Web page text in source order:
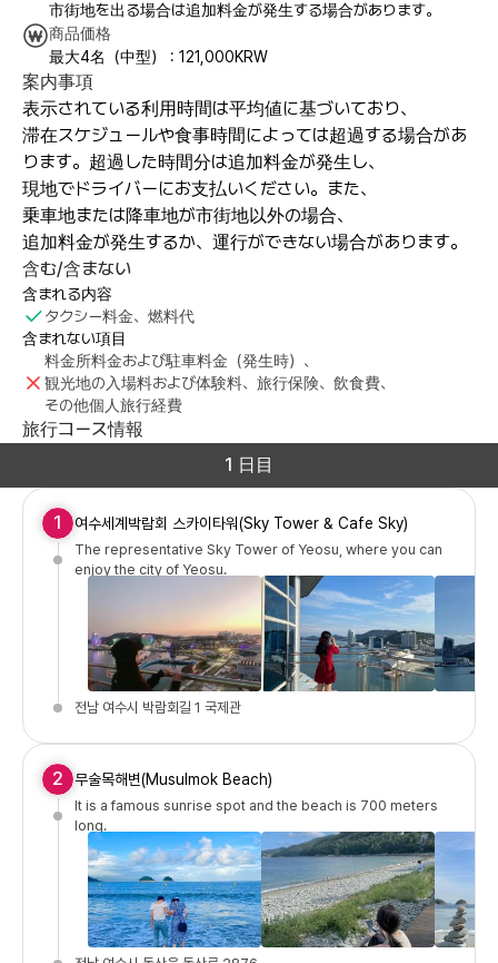
市街地を出る場合は追加料金が発生する場合があります。
商品価格
最大4名（中型） : 121,000KRW
案内事項
表示されている利用時間は平均値に基づいており、
滞在スケジュールや食事時間によっては超過する場合があ
ります。超過した時間分は追加料金が発生し、
現地でドライバーにお支払いください。また、
乗車地または降車地が市街地以外の場合、
追加料金が発生するか、運行ができない場合があります。
含む/含まない
含まれる内容
タクシー料金、燃料代
含まれない項目
料金所料金および駐車料金（発生時）、
観光地の入場料および体験料、旅行保険、飲食費、
その他個人旅行経費
旅行コース情報
1 日目
1 여수세계박람회 스카이타워(Sky Tower & Cafe Sky)
The representative Sky Tower of Yeosu, where you can
enjoy the city of Yeosu.
전남 여수시 박람회길 1 국제관
2 무술목해변(Musulmok Beach)
It is a famous sunrise spot and the beach is 700 meters
long.